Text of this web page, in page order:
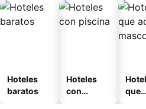
Hoteles
baratos
Hoteles
con
que